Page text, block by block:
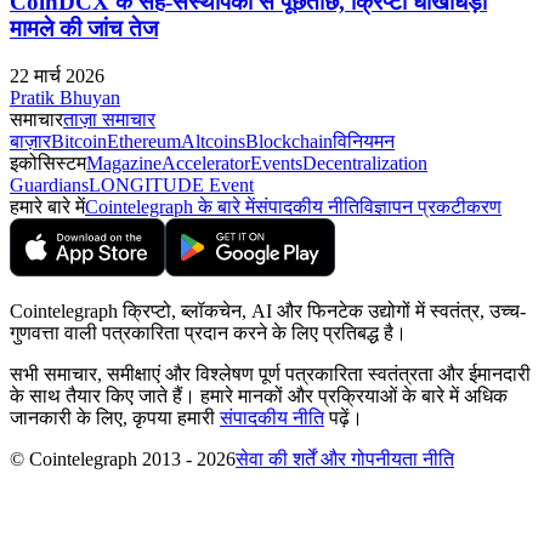
मामले की जांच तेज
22 मार्च 2026
Pratik Bhuyan
समाचारताज़ा समाचार
बाज़ारBitcoinEthereumAltcoinsBlockchainविनियमन
इकोसिस्टमMagazineAcceleratorEventsDecentralization
GuardiansLONGITUDE Event
हमारे बारे मेंCointelegraph के बारे मेंसंपादकीय नीतिविज्ञापन प्रकटीकरण
Cointelegraph क्रिप्टो, ब्लॉकचेन, AI और फिनटेक उद्योगों में स्वतंत्र, उच्च-
गुणवत्ता वाली पत्रकारिता प्रदान करने के लिए प्रतिबद्ध है।
सभी समाचार, समीक्षाएं और विश्लेषण पूर्ण पत्रकारिता स्वतंत्रता और ईमानदारी
के साथ तैयार किए जाते हैं। हमारे मानकों और प्रक्रियाओं के बारे में अधिक
जानकारी के लिए, कृपया हमारीसंपादकीय नीतिपढ़ें।
© Cointelegraph 2013 - 2026सेवा की शर्तें और गोपनीयता नीति